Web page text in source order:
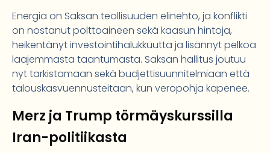
Energia on Saksan teollisuuden elinehto, ja konflikti
on nostanut polttoaineen sekä kaasun hintoja,
heikentänyt investointihalukkuutta ja lisännyt pelkoa
laajemmasta taantumasta. Saksan hallitus joutuu
nyt tarkistamaan sekä budjettisuunnitelmiaan että
talouskasvuennusteitaan, kun veropohja kapenee.
Merz ja Trump törmäyskurssilla
Iran-politiikasta